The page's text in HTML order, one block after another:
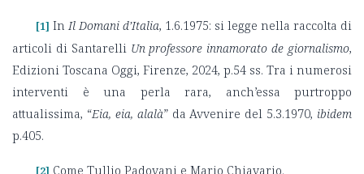
[1] In Il Domani d’Italia, 1.6.1975: si legge nella raccolta di
articoli di Santarelli Un professore innamorato de giornalismo,
Edizioni Toscana Oggi, Firenze, 2024, p.54 ss. Tra i numerosi
interventi è una perla rara, anch’essa purtroppo
attualissima, “Eia, eia, alalà” da Avvenire del 5.3.1970, ibidem
p.405.
[2] Come Tullio Padovani e Mario Chiavario.